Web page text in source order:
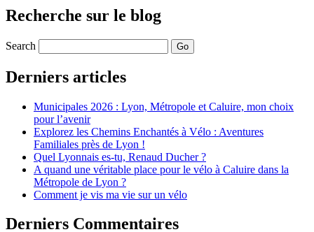
Recherche sur le blog
Search
Derniers articles
Municipales 2026 : Lyon, Métropole et Caluire, mon choix
pour l’avenir
Explorez les Chemins Enchantés à Vélo : Aventures
Familiales près de Lyon !
Quel Lyonnais es-tu, Renaud Ducher ?
A quand une véritable place pour le vélo à Caluire dans la
Métropole de Lyon ?
Comment je vis ma vie sur un vélo
Derniers Commentaires